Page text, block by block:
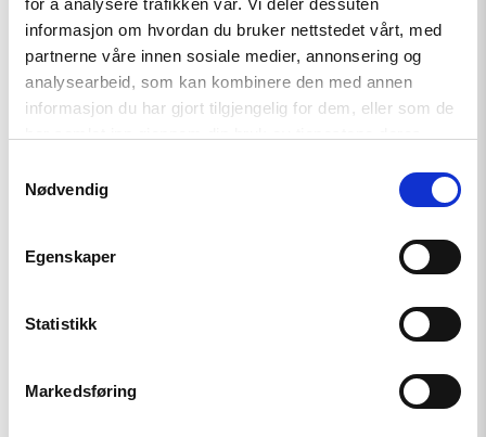
for å analysere trafikken vår. Vi deler dessuten
informasjon om hvordan du bruker nettstedet vårt, med
partnerne våre innen sosiale medier, annonsering og
analysearbeid, som kan kombinere den med annen
informasjon du har gjort tilgjengelig for dem, eller som de
Nødvendig
Egenskaper
Statistikk
Markedsføring
Relatert